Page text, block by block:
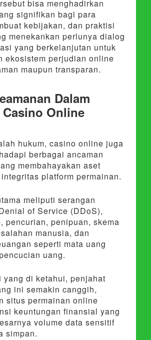
bisa menghadirkan
signifikan bagi para
kebijakan, dan praktisi
menekankan perlunya dialog
yang berkelanjutan untuk
ekosistem perjudian online
maupun transparan.
Dalam
Online
hukum, casino online juga
berbagai ancaman
membahayakan aset
platform permainan.
meliputi serangan
of Service (DDoS),
pencurian, penipuan, skema
manusia, dan
seperti mata uang
uang.
yang di ketahui, penjahat
ini semakin canggih,
situs permainan online
keuntungan finansial yang
volume data sensitif
simpan.